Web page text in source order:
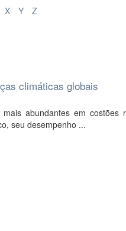
X Y Z
climáticas globais
abundantes em costões
seu desempenho ...